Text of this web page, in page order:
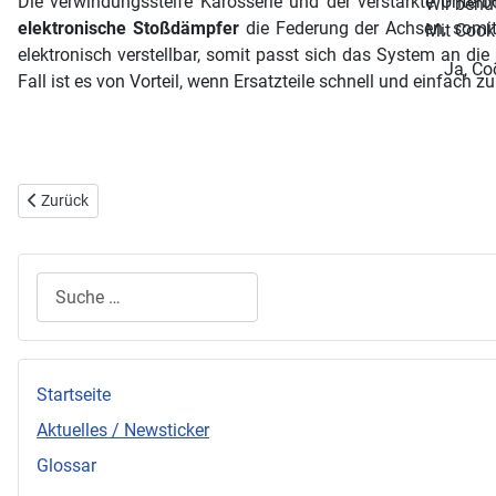
elektronische Stoßdämpferdie Federung der Achsen,
elektronisch verstellbar, somit passt sich das System an
Fall ist es von Vorteil, wenn Ersatzteile schnell und einfach
Vorheriger Beitrag: Elektromobilität wird genutzt: Über 100.000
Zurück
Startseite
Aktuelles / Newsticker
Glossar
Mit
Ja,